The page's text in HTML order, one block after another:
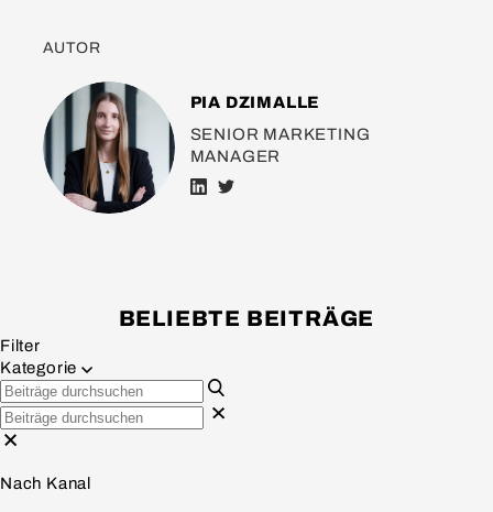
AUTOR
PIA DZIMALLE
SENIOR MARKETING
MANAGER
BELIEBTE BEITRÄGE
Filter
Kategorie
Nach Kanal